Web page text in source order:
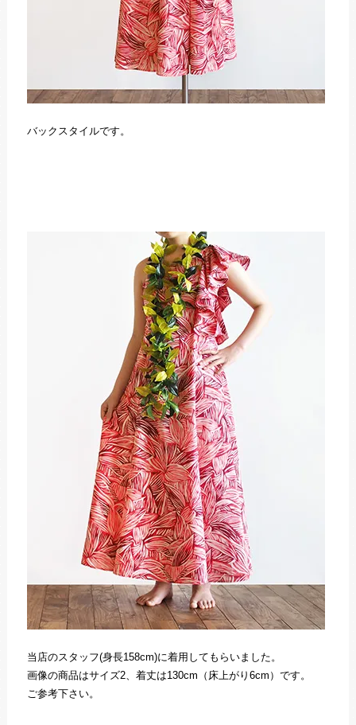
バックスタイルです。
当店のスタッフ(身長158cm)に着用してもらいました。
画像の商品はサイズ2、着丈は130cm（床上がり6cm）です。
ご参考下さい。